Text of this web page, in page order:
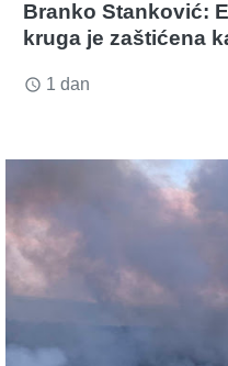
Branko Stanković:
kruga je zaštićena
access_time 1 dan